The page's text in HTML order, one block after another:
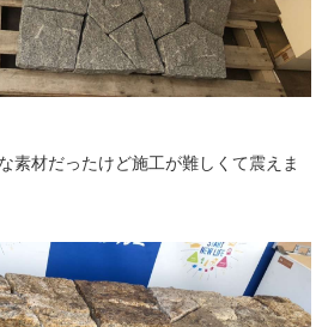
素材だったけど施工が難しくて震えま